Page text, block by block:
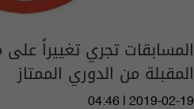
المسابقات تجري تغييراً على
المقبلة من الدوري الممتاز
04:46 | 2019-02-19